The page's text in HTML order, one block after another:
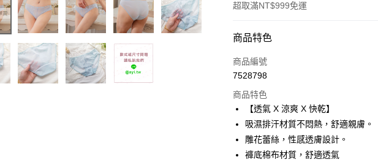
超取滿NT$999免運
付款方式
信用卡一次付款
Apple Pay
ATM付款
商品特色
商品編號
7528798
商品特色
【透氣 X 涼爽 X 快乾】
吸濕排汗材質不悶熱，舒適親膚。
雕花蕾絲，性感透膚設計。
褲底棉布材質，舒適透氣